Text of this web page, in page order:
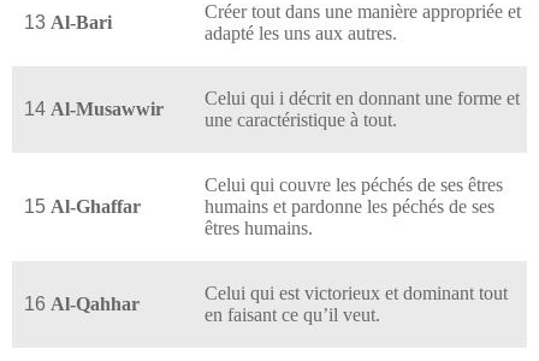
13 Al-Bari
Créer tout dans une manière appropriée et
adapté les uns aux autres.
14 Al-Musawwir
Celui qui i décrit en donnant une forme et
une caractéristique à tout.
15 Al-Ghaffar
Celui qui couvre les péchés de ses êtres
humains et pardonne les péchés de ses
êtres humains.
16 Al-Qahhar
Celui qui est victorieux et dominant tout
en faisant ce qu’il veut.